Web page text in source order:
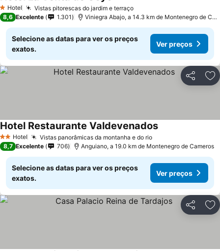
1 Estrelas
Hotel Vistas pitorescas do jardim e terraçoVer preços
8,6 Excelente 1.301 Viniegra Abajo, a 14.3 km de Montenegro de
Selecione as datas para ver os preços
exatos.
Ver preços
Partilhar
2 Estrelas
Hotel Vistas panorâmicas da montanha e do rioVer preços
Hotel Restaurante ValdevenadosVer preços
8,7 Excelente 706 Anguiano, a 19.0 km de Montenegro de Cameros
Selecione as datas para ver os preços
exatos.
Ver preços
Partilhar